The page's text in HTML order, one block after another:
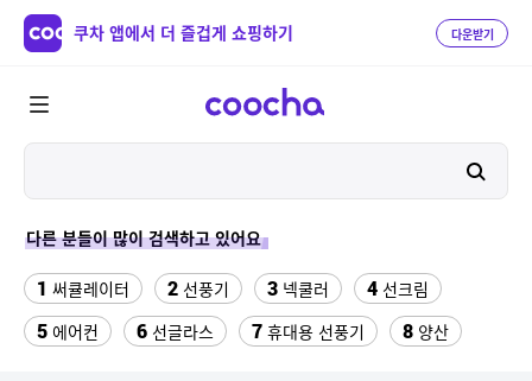
쿠차 앱에서 더 즐겁게 쇼핑하기 다운받기
다른 분들이 많이 검색하고 있어요
1 써큘레이터 2 선풍기 3 넥쿨러 4 선크림
5 에어컨 6 선글라스 7 휴대용 선풍기 8 양산